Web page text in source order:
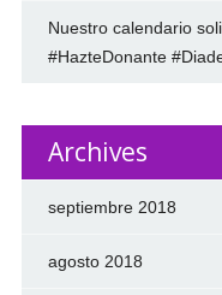
Nuestro calendario
#HazteDonante
Archives
septiembre 2018
agosto 2018